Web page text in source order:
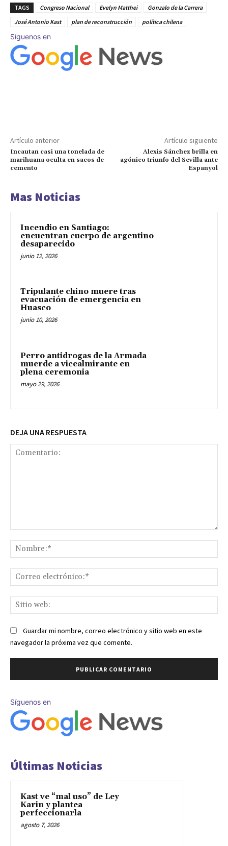
TAGS Congreso Nacional Evelyn Matthei
Gonzalo de la Carrera
José Antonio Kast
plan de reconstrucción política chilena
Síguenos en
Artículo anterior
Incautan casi una tonelada de
marihuana oculta en sacos de
cemento
Artículo siguiente
Alexis Sánchez brilla en
agónico triunfo del Sevilla ante
Espanyol
Mas Noticias
Incendio en Santiago:
encuentran cuerpo de argentino
desaparecido
junio 12, 2026
Tripulante chino muere tras
evacuación de emergencia en
Huasco
junio 10, 2026
Perro antidrogas de la Armada
muerde a vicealmirante en
plena ceremonia
mayo 29, 2026
DEJA UNA RESPUESTA
Guardar mi nombre, correo electrónico y sitio web en este
navegador la próxima vez que comente.
Síguenos en
Últimas Noticias
Kast ve “mal uso” de Ley
Karin y plantea
perfeccionarla
agosto 7, 2026